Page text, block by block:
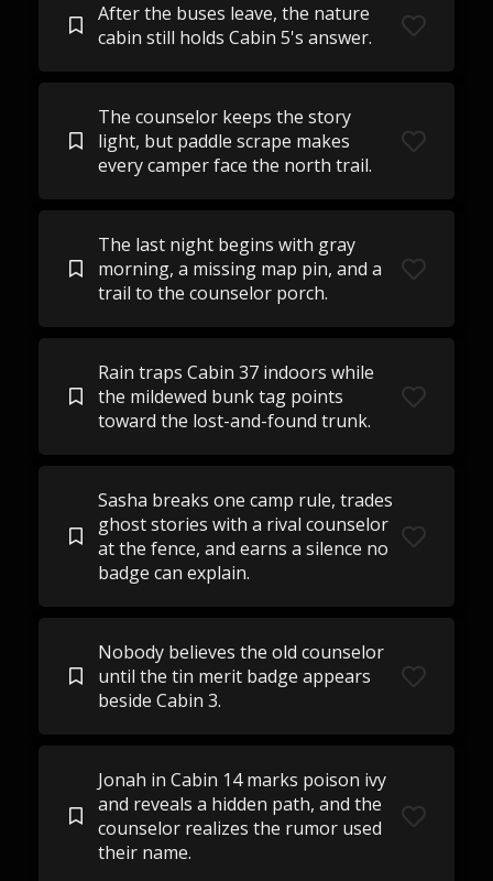
After the buses leave, the nature
cabin still holds Cabin 5's answer.
The counselor keeps the story
light, but paddle scrape makes
every camper face the north trail.
The last night begins with gray
morning, a missing map pin, and a
trail to the counselor porch.
Rain traps Cabin 37 indoors while
the mildewed bunk tag points
toward the lost-and-found trunk.
Sasha breaks one camp rule, trades
ghost stories with a rival counselor
at the fence, and earns a silence no
badge can explain.
Nobody believes the old counselor
until the tin merit badge appears
beside Cabin 3.
Jonah in Cabin 14 marks poison ivy
and reveals a hidden path, and the
counselor realizes the rumor used
their name.